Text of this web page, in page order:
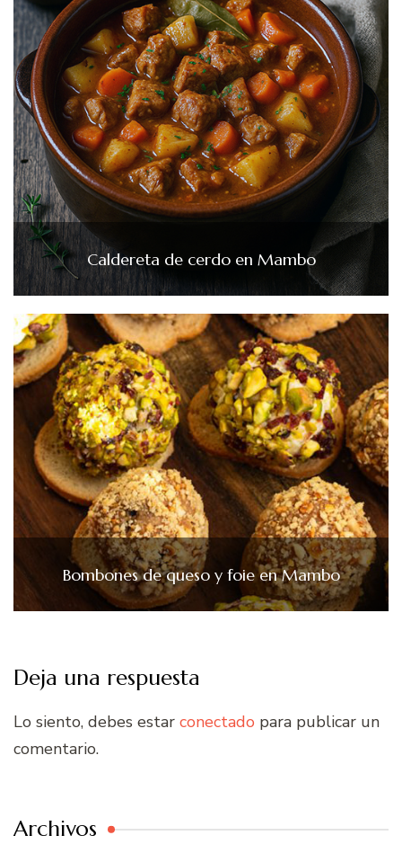
Caldereta de cerdo en Mambo
Bombones de queso y foie en Mambo
Deja una respuesta
Lo siento, debes estar conectado para publicar un
comentario.
Archivos